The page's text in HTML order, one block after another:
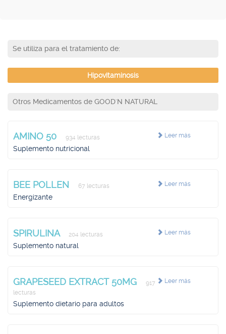
Se utiliza para el tratamiento de:
Hipovitaminosis
Otros Medicamentos de GOOD'N NATURAL
Leer más
AMINO 50 934 lecturas
Suplemento nutricional
Leer más
BEE POLLEN 67 lecturas
Energizante
Leer más
SPIRULINA 204 lecturas
Suplemento natural
Leer más
GRAPESEED EXTRACT 50MG
917
lecturas
Suplemento dietario para adultos